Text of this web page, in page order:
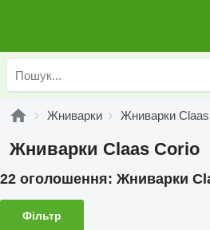
Жниварки Жниварки Claas
Жниварки Claas Corio
22 оголошення: Жниварки
Фільтр